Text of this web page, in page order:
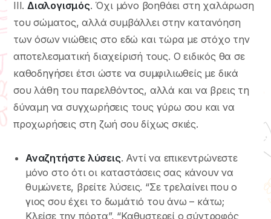
III. Διαλογισμός. Όχι μόνο βοηθάει στη χαλάρωση
του σώματος, αλλά συμβάλλει στην κατανόηση
των όσων νιώθεις στο εδώ και τώρα με στόχο την
αποτελεσματική διαχείρισή τους. Ο ειδικός θα σε
καθοδηγήσει έτσι ώστε να συμφιλιωθείς με δικά
σου λάθη του παρελθόντος, αλλά και να βρεις τη
δύναμη να συγχωρήσεις τους γύρω σου και να
προχωρήσεις στη ζωή σου δίχως σκιές.
Αναζητήστε λύσεις. Αντί να επικεντρώνεστε
μόνο στο ότι οι καταστάσεις σας κάνουν να
θυμώνετε, βρείτε λύσεις. “Σε τρελαίνει που ο
γιος σου έχει το δωμάτιό του άνω – κάτω;
Κλείσε την πόρτα”, “Καθυστερεί ο σύντροφός